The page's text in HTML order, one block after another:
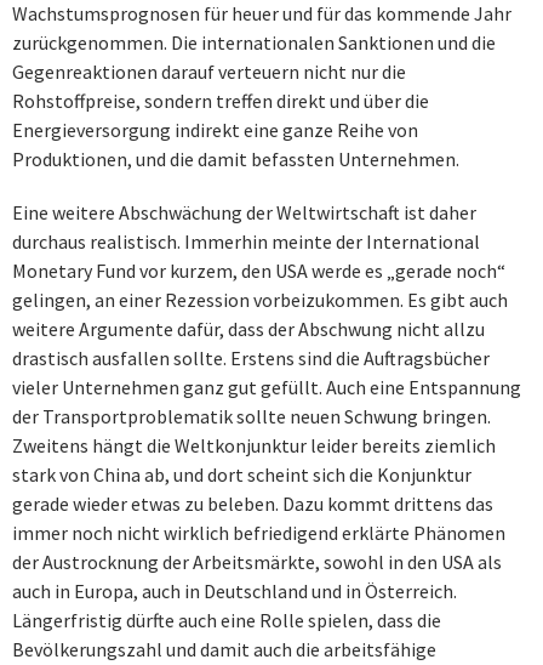
Wachstumsprognosen für heuer und für das kommende Jahr
zurückgenommen. Die internationalen Sanktionen und die
Gegenreaktionen darauf verteuern nicht nur die
Rohstoffpreise, sondern treffen direkt und über die
Energieversorgung indirekt eine ganze Reihe von
Produktionen, und die damit befassten Unternehmen.
Eine weitere Abschwächung der Weltwirtschaft ist daher
durchaus realistisch. Immerhin meinte der International
Monetary Fund vor kurzem, den USA werde es „gerade noch“
gelingen, an einer Rezession vorbeizukommen. Es gibt auch
weitere Argumente dafür, dass der Abschwung nicht allzu
drastisch ausfallen sollte. Erstens sind die Auftragsbücher
vieler Unternehmen ganz gut gefüllt. Auch eine Entspannung
der Transportproblematik sollte neuen Schwung bringen.
Zweitens hängt die Weltkonjunktur leider bereits ziemlich
stark von China ab, und dort scheint sich die Konjunktur
gerade wieder etwas zu beleben. Dazu kommt drittens das
immer noch nicht wirklich befriedigend erklärte Phänomen
der Austrocknung der Arbeitsmärkte, sowohl in den USA als
auch in Europa, auch in Deutschland und in Österreich.
Längerfristig dürfte auch eine Rolle spielen, dass die
Bevölkerungszahl und damit auch die arbeitsfähige